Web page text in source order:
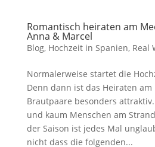
Romantisch heiraten am
Anna & Marcel
Blog, Hochzeit in Spanien, Real
Normalerweise startet die
Denn dann ist das Heiraten
Brautpaare besonders
und kaum Menschen am
der Saison ist jedes Mal
nicht dass die folgenden...